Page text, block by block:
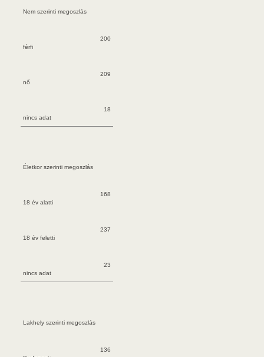
Nem szerinti megoszlás
férfi
200
nő
209
nincs adat
18
Életkor szerinti megoszlás
18 év alatti
168
18 év feletti
237
nincs adat
23
Lakhely szerinti megoszlás
136